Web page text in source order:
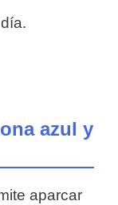
azul y
aparcar